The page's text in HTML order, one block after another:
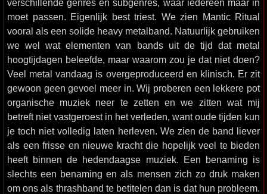
verschillende genres en subgenres, waar iedereen maar in
moet passen. Eigenlijk best triest. We zien Mantic Ritual
vooral als een solide heavy metalband. Natuurlijk gebruiken
we wel wat elementen van bands uit de tijd dat metal
hoogtijdagen beleefde, maar waarom zou je dat niet doen?
Veel metal vandaag is overgeproduceerd en klinisch. Er zit
gewoon geen gevoel meer in. Wij proberen een lekkere pot
organische muziek neer te zetten en we zitten wat mij
betreft niet vastgeroest in het verleden, want oude tijden kun
je toch niet volledig laten herleven. We zien de band liever
als een frisse en nieuwe kracht die hopelijk veel te bieden
heeft binnen de hedendaagse muziek. Een benaming is
slechts een benaming en als mensen zich zo druk maken
om ons als thrashband te betitelen dan is dat hun probleem.